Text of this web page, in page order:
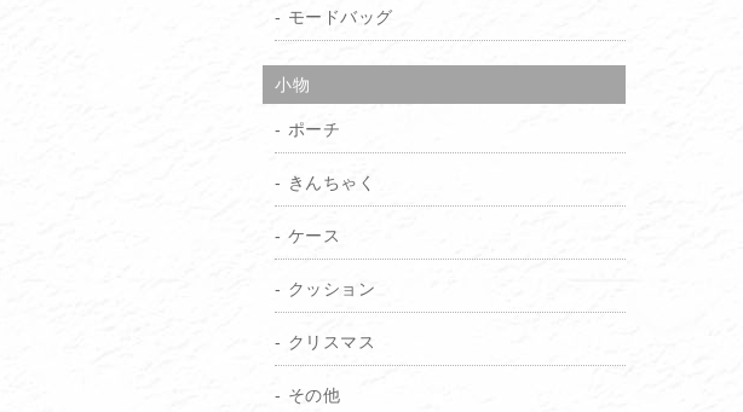
モードバッグ
小物
ポーチ
きんちゃく
ケース
クッション
クリスマス
その他